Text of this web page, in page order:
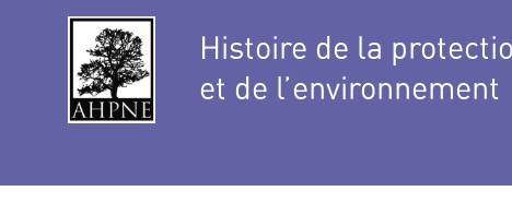
Histoire de la
et de l’environnement